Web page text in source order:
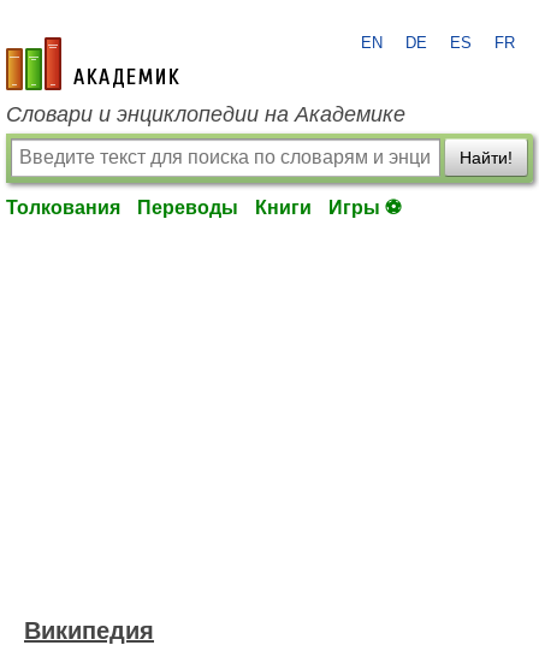
academic.ru
EN DE ES FR
Словари и энциклопедии на Академике
Найти!
Толкования Переводы Книги Игры ⚽
Википедия